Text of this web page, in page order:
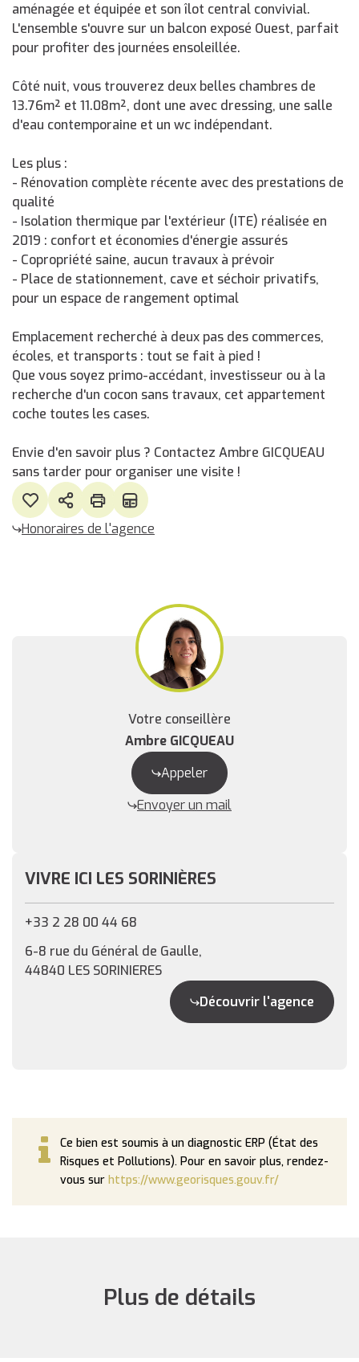
aménagée et équipée et son îlot central convivial.
L'ensemble s'ouvre sur un balcon exposé Ouest, parfait
pour profiter des journées ensoleillée.
Côté nuit, vous trouverez deux belles chambres de
13.76m² et 11.08m², dont une avec dressing, une salle
d'eau contemporaine et un wc indépendant.
Les plus :
- Rénovation complète récente avec des prestations de
qualité
- Isolation thermique par l'extérieur (ITE) réalisée en
2019 : confort et économies d'énergie assurés
- Copropriété saine, aucun travaux à prévoir
- Place de stationnement, cave et séchoir privatifs,
pour un espace de rangement optimal
Emplacement recherché à deux pas des commerces,
écoles, et transports : tout se fait à pied !
Que vous soyez primo-accédant, investisseur ou à la
recherche d'un cocon sans travaux, cet appartement
coche toutes les cases.
Envie d'en savoir plus ? Contactez Ambre GICQUEAU
sans tarder pour organiser une visite !
Honoraires de l'agence
Votre conseillère
Ambre GICQUEAU
Appeler
Envoyer un mail
VIVRE ICI LES SORINIÈRES
+33 2 28 00 44 68
6-8 rue du Général de Gaulle,
44840 LES SORINIERES
Découvrir l'agence
Ce bien est soumis à un diagnostic ERP (État des
Risques et Pollutions). Pour en savoir plus, rendez-
vous sur https://www.georisques.gouv.fr/
Plus de détails